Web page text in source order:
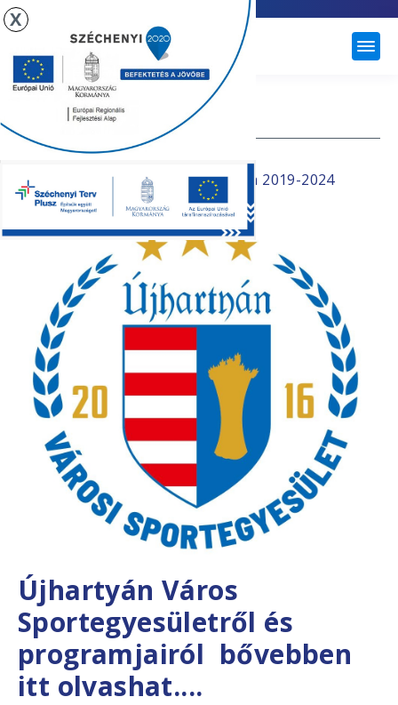
ÚJHARTYÁN
SPORT
Újhartyán Város Sportkoncepciója 2019-2024
Újhartyán Város
Sportegyesületről és
programjairól bővebben
itt olvashat....
X